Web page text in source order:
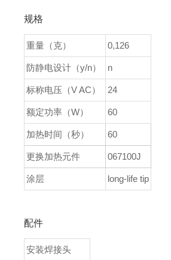
规格
重量（克） 0,126
防静电设计（y/n） n
标称电压（V AC） 24
额定功率（W） 60
加热时间（秒） 60
更换加热元件 067100J
涂层 long-life tip
配件
安装焊接头